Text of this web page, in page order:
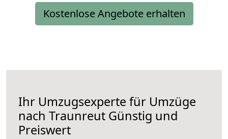
Kostenlose Angebote erhalten
Ihr Umzugsexperte für Umzüge
nach Traunreut Günstig und
Preiswert